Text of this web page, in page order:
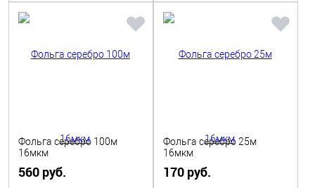
Фольга серебро 100м
16мкм
560 руб.
Фольга серебро 25м
16мкм
170 руб.